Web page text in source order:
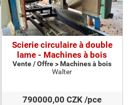
Scierie circulaire à double
lame - Machines à bois
Vente / Offre > Machines à bois
Walter
790000,00 CZK /pce